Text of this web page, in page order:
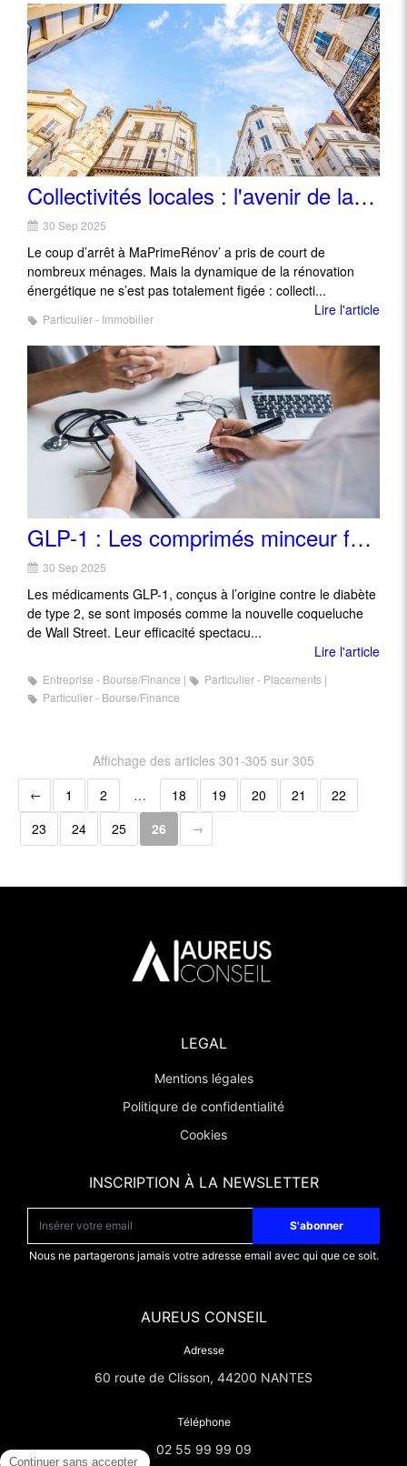
Collectivités locales : l'avenir de la rénovation énergétique
30 Sep 2025
Le coup d’arrêt à MaPrimeRénov’ a pris de court de
nombreux ménages. Mais la dynamique de la rénovation
énergétique ne s’est pas totalement figée : collecti...
Lire l'article
Particulier - Immobilier
GLP-1 : Les comprimés minceur font grimper les actions
30 Sep 2025
Les médicaments GLP-1, conçus à l’origine contre le diabète
de type 2, se sont imposés comme la nouvelle coqueluche
de Wall Street. Leur efficacité spectacu...
Lire l'article
Entreprise - Bourse/Finance
Particulier - Placements
Particulier - Bourse/Finance
Affichage des articles 301-305 sur 305
1
2 … 18 19 20 21
22
23
24 25 26
LEGAL
Mentions légales
Politiqure de confidentialité
Cookies
INSCRIPTION À LA NEWSLETTER
S'abonner
Nous ne partagerons jamais votre adresse email avec qui que ce soit.
AUREUS CONSEIL
Adresse
60 route de Clisson, 44200 NANTES
Téléphone
02 55 99 99 09